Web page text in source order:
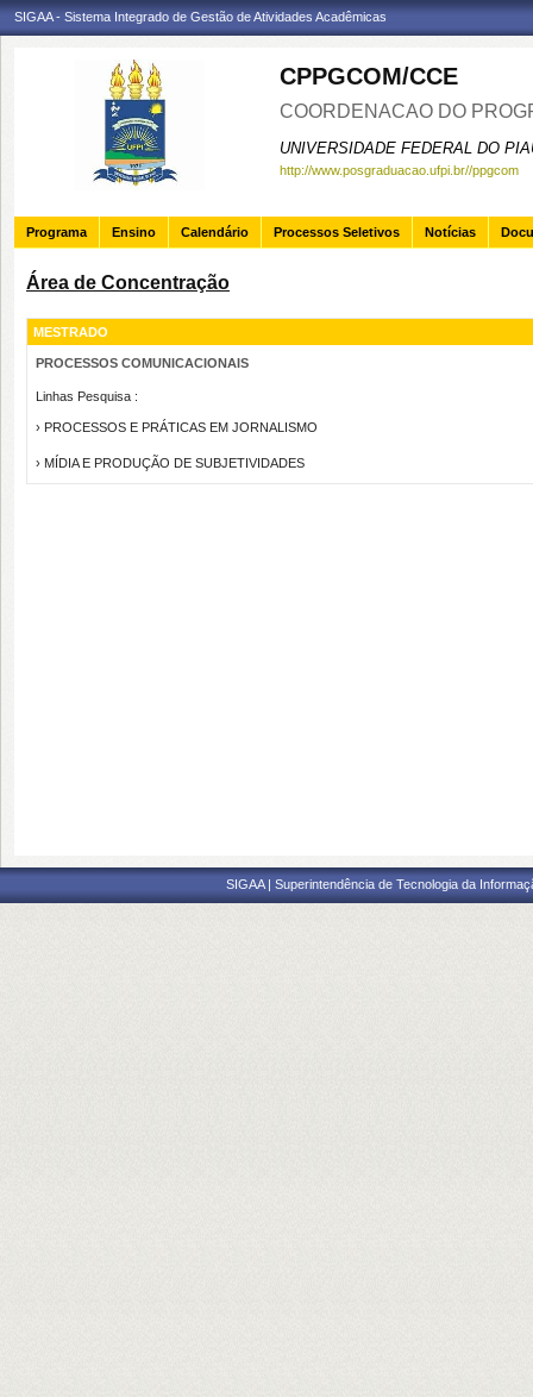
SIGAA - Sistema Integrado de Gestão de Atividades Acadêmicas
CPPGCOM/CCE
COORDENACAO DO
UNIVERSIDADE FEDERAL DO
http://www.posgraduacao.ufpi.br//ppgcom
Programa Ensino Calendário Processos Seletivos Notícias
Área de Concentração
MESTRADO
PROCESSOS COMUNICACIONAIS
Linhas Pesquisa :
› PROCESSOS E PRÁTICAS EM JORNALISMO
› MÍDIA E PRODUÇÃO DE SUBJETIVIDADES
SIGAA | Superintendência de Tecnologia da